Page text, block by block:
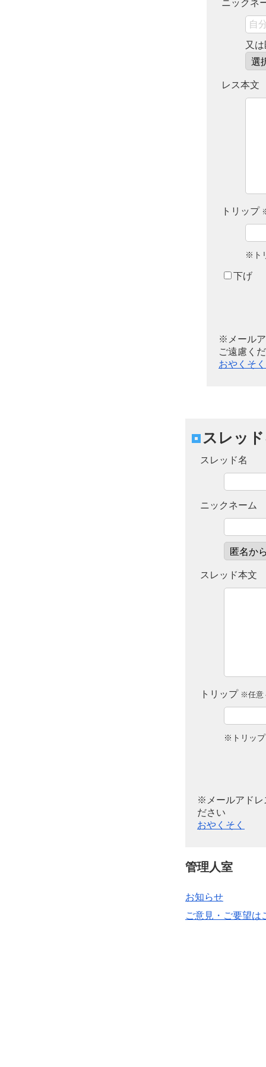
ニックネ
又
レス本文
トリップ
※ト
下げ
※メールア
ご遠慮く
おやくそく
スレッ
スレッド名
ニックネーム
スレッド本文
トリップ ※任意
※トリップ
※メールアドレ
ださい
おやくそく
管理人室
お知らせ
ご意見・ご要望は